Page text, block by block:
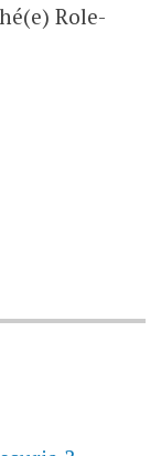
Role-